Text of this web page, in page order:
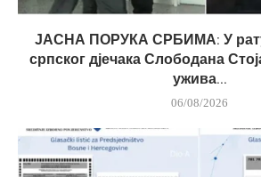
ЈАСНА ПОРУКА СРБИМА: У
српског дјечака Слободана
ужива...
06/08/2026